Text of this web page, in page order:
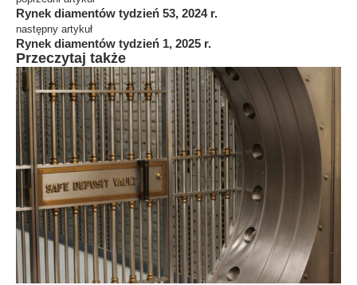
Rynek diamentów tydzień 53, 2024 r.
następny artykuł
Rynek diamentów tydzień 1, 2025 r.
Przeczytaj także